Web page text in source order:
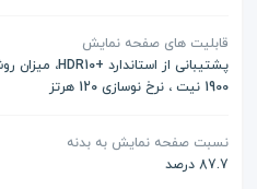
قابلیت های صفحه نمایش
1900 نیت ، نرخ نوسازی 120 هرتز
نسبت صفحه نمایش به بدنه
87.7 درصد